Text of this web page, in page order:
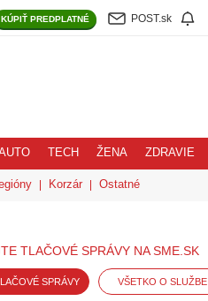
KÚPIŤ PREDPLATNÉ POST.sk
TECH ŽENA ZDRAVIE
Korzár Ostatné
TLAČOVÉ SPRÁVY NA SME.SK
SPRÁVY VŠETKO O SLUŽBE